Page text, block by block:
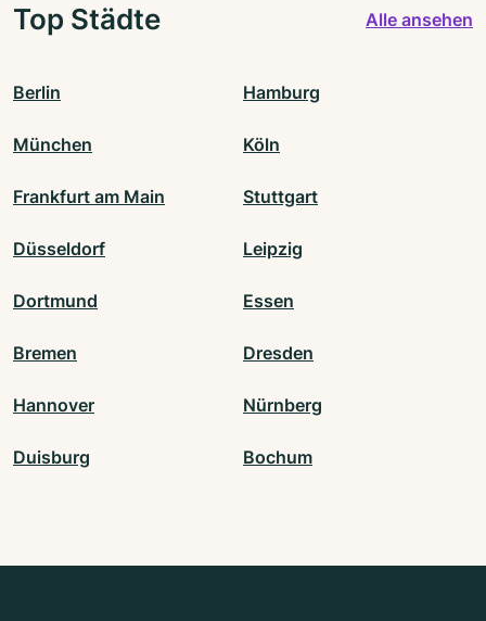
Top Städte Alle ansehen
Berlin Hamburg
München Köln
Frankfurt am Main Stuttgart
Düsseldorf Leipzig
Dortmund Essen
Bremen Dresden
Hannover Nürnberg
Duisburg Bochum